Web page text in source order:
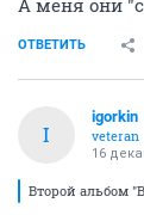
ОТВЕТИТЬ
I
igorkin
veteran
16
Второй альбом